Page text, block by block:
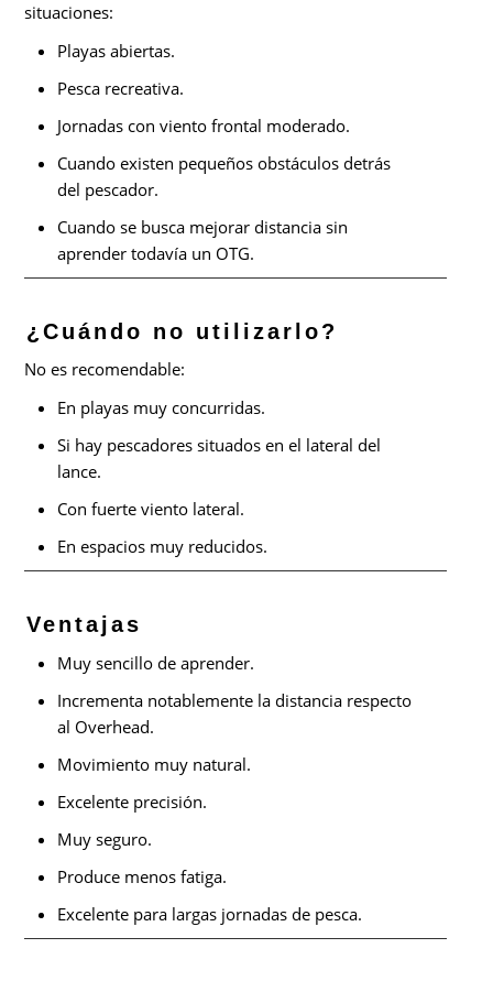
situaciones:
Playas abiertas.
Pesca recreativa.
Jornadas con viento frontal moderado.
Cuando existen pequeños obstáculos detrás
del pescador.
Cuando se busca mejorar distancia sin
aprender todavía un OTG.
¿Cuándo no utilizarlo?
No es recomendable:
En playas muy concurridas.
Si hay pescadores situados en el lateral del
lance.
Con fuerte viento lateral.
En espacios muy reducidos.
Ventajas
Muy sencillo de aprender.
Incrementa notablemente la distancia respecto
al Overhead.
Movimiento muy natural.
Excelente precisión.
Muy seguro.
Produce menos fatiga.
Excelente para largas jornadas de pesca.